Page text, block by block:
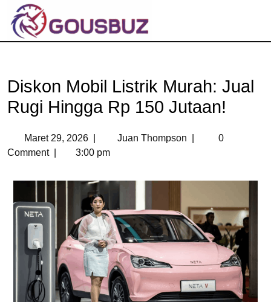
Diskon Mobil Listrik Murah: Jual
Rugi Hingga Rp 150 Jutaan!
Maret 29, 2026 Juan Thompson
0
Comment
3:00 pm